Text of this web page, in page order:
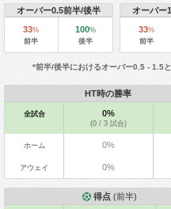
オーバー0.5前半/後半
33%
前半
100%
後半
オーバー
33%
前半
*前半/後半におけるオーバー0.5 - 1.5
HT時の勝率
全試合 0%
(0 / 3 試合)
ホーム 0%
アウェイ 0%
得点 (前半)